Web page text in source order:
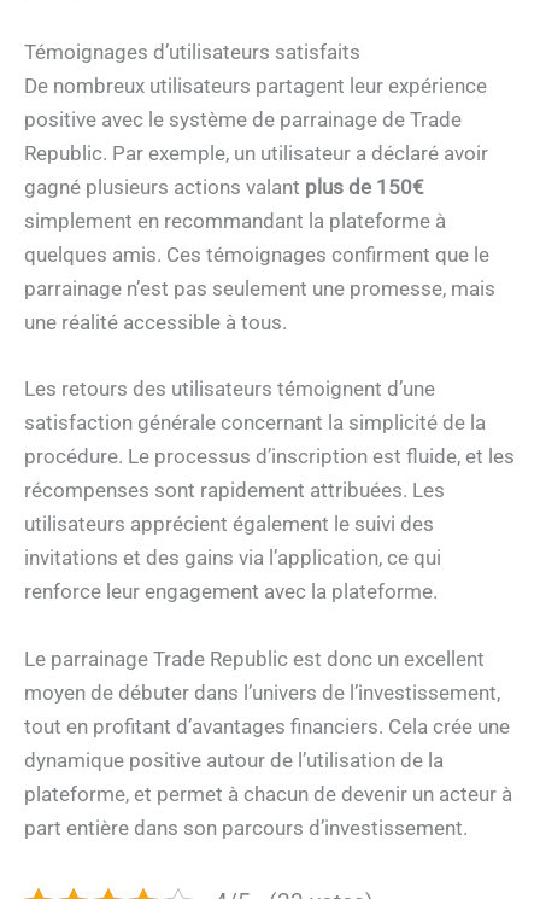
Témoignages d’utilisateurs satisfaits
De nombreux utilisateurs partagent leur expérience
positive avec le système de parrainage de Trade
Republic. Par exemple, un utilisateur a déclaré avoir
gagné plusieurs actions valant plus de 150€
simplement en recommandant la plateforme à
quelques amis. Ces témoignages confirment que le
parrainage n’est pas seulement une promesse, mais
une réalité accessible à tous.
Les retours des utilisateurs témoignent d’une
satisfaction générale concernant la simplicité de la
procédure. Le processus d’inscription est fluide, et les
récompenses sont rapidement attribuées. Les
utilisateurs apprécient également le suivi des
invitations et des gains via l’application, ce qui
renforce leur engagement avec la plateforme.
Le parrainage Trade Republic est donc un excellent
moyen de débuter dans l’univers de l’investissement,
tout en profitant d’avantages financiers. Cela crée une
dynamique positive autour de l’utilisation de la
plateforme, et permet à chacun de devenir un acteur à
part entière dans son parcours d’investissement.